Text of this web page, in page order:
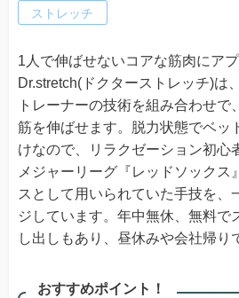
ストレッチ
1人で伸ばせないコアな筋肉にア
Dr.stretch(ドクターストレッチ)は
トレーナーの技術を組み合わせで
筋を伸ばせます。脱力状態でベッ
けなので、リラクゼーション初心
メジャーリーグ『レッドソックス
スとして用いられていた手技を、
ジしています。年中無休、無料で
し出しもあり、昼休みや会社帰り
おすすめポイント！